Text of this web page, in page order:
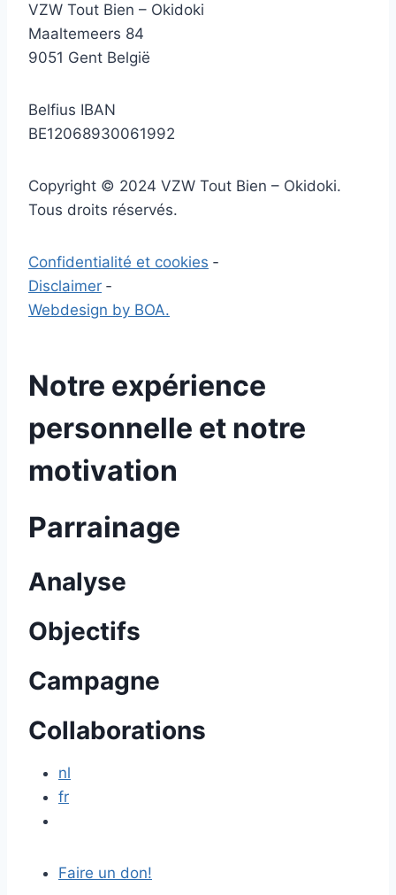
VZW Tout Bien – Okidoki
Maaltemeers 84
9051 Gent België
Belfius IBAN
BE12068930061992
Copyright © 2024 VZW Tout Bien – Okidoki.
Tous droits réservés.
Confidentialité et cookies ‐
Disclaimer ‐
Webdesign by BOA.
Notre expérience
personnelle et notre
motivation
Parrainage
Analyse
Objectifs
Campagne
Collaborations
nl
fr
Faire un don!